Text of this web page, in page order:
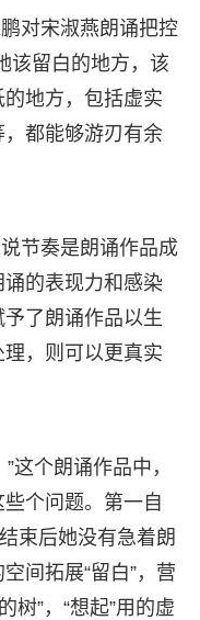
对宋淑燕朗诵把控
该留白的地方，该
地方，包括虚实
都能够游刃有余
节奏是朗诵作品成
的表现力和感染
了朗诵作品以生
，则可以更真实
这个朗诵作品中，
个问题。第一自
束后她没有急着朗
间拓展“留白”，营
树”，“想起”用的虚